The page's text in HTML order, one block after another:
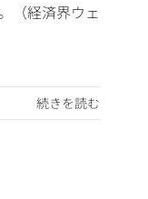
（経済界ウェ
続きを読む